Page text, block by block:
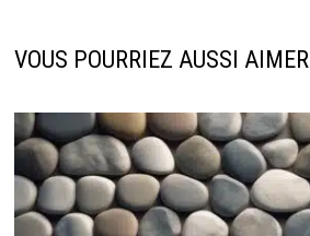
VOUS POURRIEZ AUSSI AIMER